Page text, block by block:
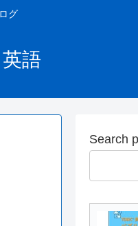
グ
語
Search